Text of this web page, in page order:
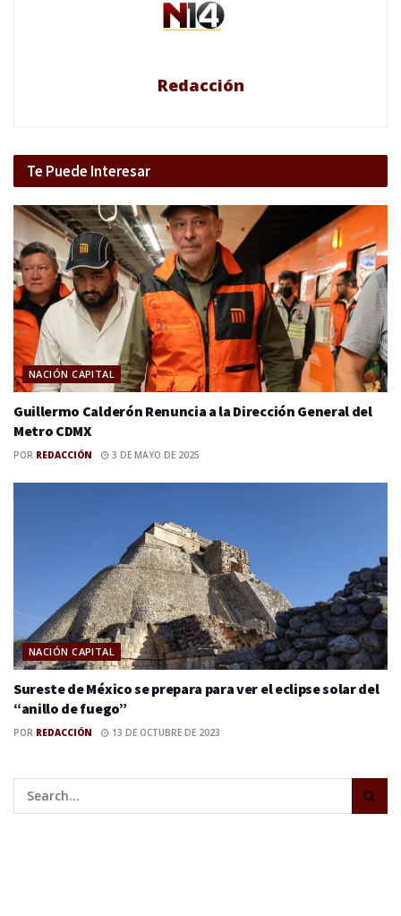
Redacción
Te Puede Interesar
NACIÓN CAPITAL
Guillermo Calderón Renuncia a la Dirección General del
Metro CDMX
POR REDACCIÓN 3 DE MAYO DE 2025
NACIÓN CAPITAL
Sureste de México se prepara para ver el eclipse solar del
“anillo de fuego”
POR REDACCIÓN 13 DE OCTUBRE DE 2023